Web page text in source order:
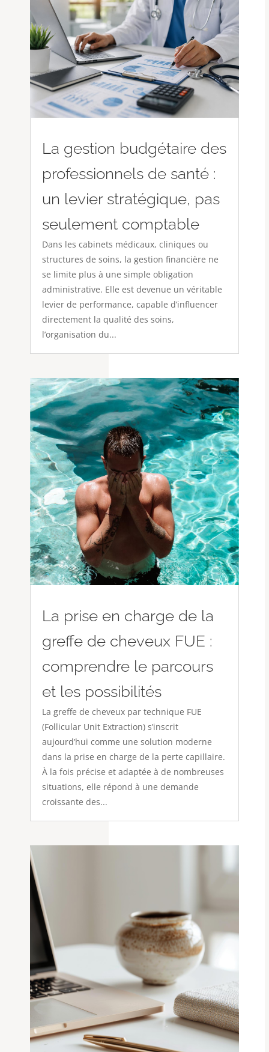
La gestion budgétaire des
professionnels de santé :
un levier stratégique, pas
seulement comptable
Dans les cabinets médicaux, cliniques ou
structures de soins, la gestion financière ne
se limite plus à une simple obligation
administrative. Elle est devenue un véritable
levier de performance, capable d’influencer
directement la qualité des soins,
l’organisation du...
La prise en charge de la
greffe de cheveux FUE :
comprendre le parcours
et les possibilités
La greffe de cheveux par technique FUE
(Follicular Unit Extraction) s’inscrit
aujourd’hui comme une solution moderne
dans la prise en charge de la perte capillaire.
À la fois précise et adaptée à de nombreuses
situations, elle répond à une demande
croissante des...